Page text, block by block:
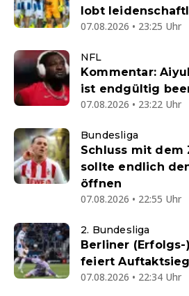
lobt
07.08.2026 • 23:25 Uhr
NFL
Kommentar:
ist endgültig
07.08.2026 • 23:22 Uhr
Bundesliga
Schluss mit dem
sollte endlich
öffnen
07.08.2026 • 22:55 Uhr
2. Bundesliga
Berliner
feiert
07.08.2026 • 22:34 Uhr